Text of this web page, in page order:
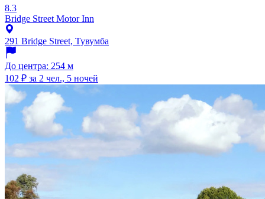
8.3
Bridge Street Motor Inn
291 Bridge Street, Тувумба
До центра: 254 м
102 ₽ за 2 чел., 5 ночей